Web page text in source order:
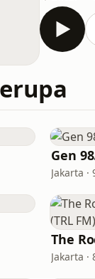
Gen
Jakarta ·
Jakarta ·